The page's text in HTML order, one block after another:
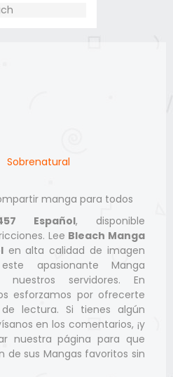
Sobrenatural
manga para todos
Español, disponible
Lee Bleach Manga
en alta calidad de imagen
apasionante Manga
nuestros servidores. En
esforzamos por ofrecerte
lectura. Si tienes algún
en los comentarios, ¡y
nuestra página para que
de sus Mangas favoritos sin